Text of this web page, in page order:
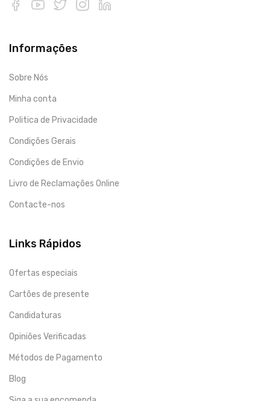
Informações
Sobre Nós
Minha conta
Politica de Privacidade
Condições Gerais
Condições de Envio
Livro de Reclamações Online
Contacte-nos
Links Rápidos
Ofertas especiais
Cartões de presente
Candidaturas
Opiniões Verificadas
Métodos de Pagamento
Blog